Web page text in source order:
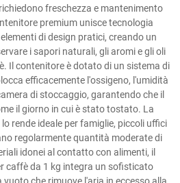
freschezza e mantenimento
premium unisce tecnologia
di design pratici, creando un
i sapori naturali, gli aromi e gli oli
Il contenitore è dotato di un sistema di
efficacemente l'ossigeno, l'umidità
di stoccaggio, garantendo che il
il giorno in cui è stato tostato. La
rende ideale per famiglie, piccoli uffici
regolarmente quantità moderate di
idonei al contatto con alimenti, il
caffè da 1 kg integra un sofisticato